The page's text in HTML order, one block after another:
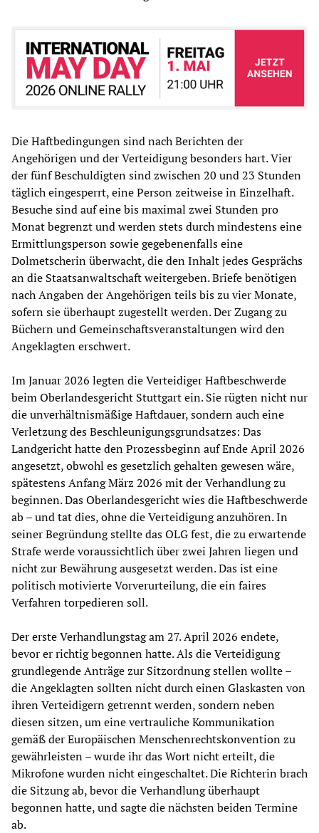
Die Haftbedingungen sind nach Berichten der
Angehörigen und der Verteidigung besonders hart. Vier
der fünf Beschuldigten sind zwischen 20 und 23 Stunden
täglich eingesperrt, eine Person zeitweise in Einzelhaft.
Besuche sind auf eine bis maximal zwei Stunden pro
Monat begrenzt und werden stets durch mindestens eine
Ermittlungsperson sowie gegebenenfalls eine
Dolmetscherin überwacht, die den Inhalt jedes Gesprächs
an die Staatsanwaltschaft weitergeben. Briefe benötigen
nach Angaben der Angehörigen teils bis zu vier Monate,
sofern sie überhaupt zugestellt werden. Der Zugang zu
Büchern und Gemeinschaftsveranstaltungen wird den
Angeklagten erschwert.
Im Januar 2026 legten die Verteidiger Haftbeschwerde
beim Oberlandesgericht Stuttgart ein. Sie rügten nicht nur
die unverhältnismäßige Haftdauer, sondern auch eine
Verletzung des Beschleunigungsgrundsatzes: Das
Landgericht hatte den Prozessbeginn auf Ende April 2026
angesetzt, obwohl es gesetzlich gehalten gewesen wäre,
spätestens Anfang März 2026 mit der Verhandlung zu
beginnen. Das Oberlandesgericht wies die Haftbeschwerde
ab – und tat dies, ohne die Verteidigung anzuhören. In
seiner Begründung stellte das OLG fest, die zu erwartende
Strafe werde voraussichtlich über zwei Jahren liegen und
nicht zur Bewährung ausgesetzt werden. Das ist eine
politisch motivierte Vorverurteilung, die ein faires
Verfahren torpedieren soll.
Der erste Verhandlungstag am 27. April 2026 endete,
bevor er richtig begonnen hatte. Als die Verteidigung
grundlegende Anträge zur Sitzordnung stellen wollte –
die Angeklagten sollten nicht durch einen Glaskasten von
ihren Verteidigern getrennt werden, sondern neben
diesen sitzen, um eine vertrauliche Kommunikation
gemäß der Europäischen Menschenrechtskonvention zu
gewährleisten – wurde ihr das Wort nicht erteilt, die
Mikrofone wurden nicht eingeschaltet. Die Richterin brach
die Sitzung ab, bevor die Verhandlung überhaupt
begonnen hatte, und sagte die nächsten beiden Termine
ab.